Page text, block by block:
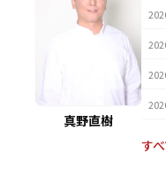
真野直樹
す